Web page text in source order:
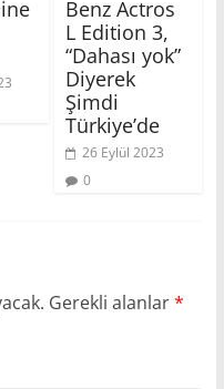
Benz Actros
L Edition 3,
“Dahası yok”
Diyerek
Şimdi
Türkiye’de
26 Eylül 2023
0
Gerekli alanlar*